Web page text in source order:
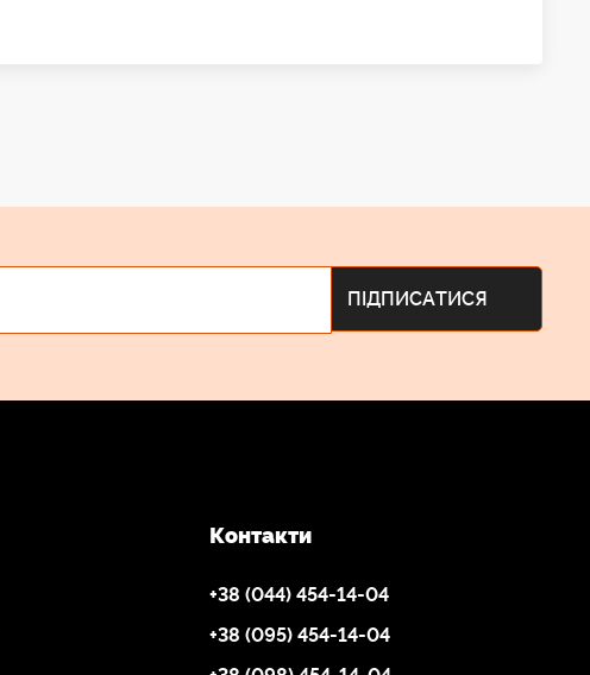
Контакти
+38 (044) 454-14-04
+38 (095) 454-14-04